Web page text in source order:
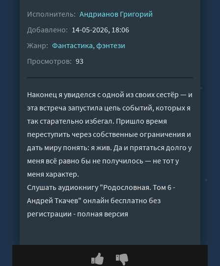
Исполнитель: Андрианов Григорий
Добавлено: 14-05-2026, 18:06
Жанр: Фантастика, фэнтези
Просмотров: 93
Наконец я увиделся с одной из своих сестёр — и
эта встреча запустила цепь событий, которых я
так старательно избегал. Пришло время
переступить через собственные ограничения и
дать миру понять: я жив. Да и прятаться долго у
меня всё равно бы не получилось — не тот у
меня характер.
Слушать аудиокнигу "Родословная. Том 6 -
Андрей Ткачев" онлайн бесплатно без
регистрации - полная версия